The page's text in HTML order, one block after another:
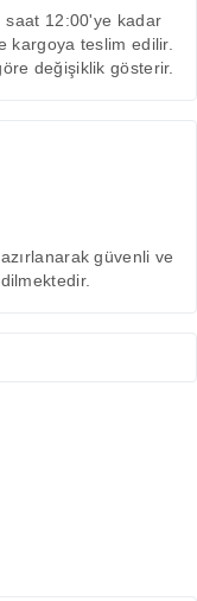
saat 12:00'ye kadar
kargoya teslim edilir.
değişiklik gösterir.
güvenli ve